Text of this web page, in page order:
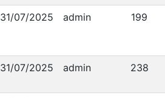
31/07/2025 admin 199
31/07/2025 admin 238